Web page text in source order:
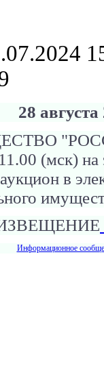
28 августа
(мск)
в
Информационное